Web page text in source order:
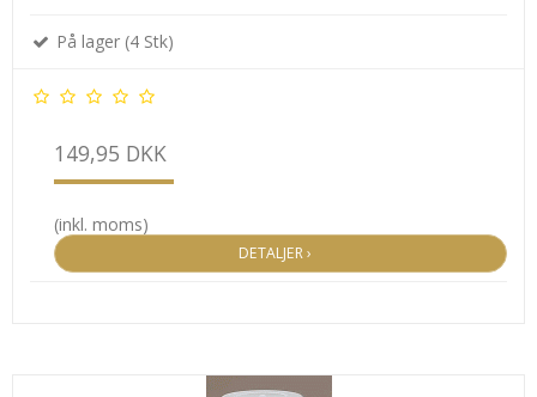
På lager (4 Stk)
149,95 DKK
(inkl. moms)
DETALJER ›